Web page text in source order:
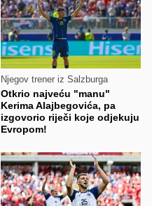
Njegov trener iz Salzburga
Otkrio najveću "manu"
Kerima Alajbegovića, pa
izgovorio riječi koje odjekuju
Evropom!